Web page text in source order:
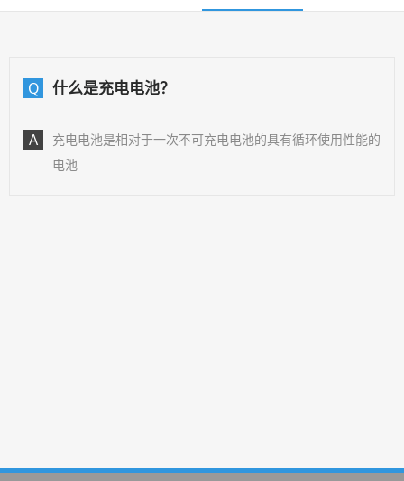
Q 什么是充电电池？
A
充电电池是相对于一次不可充电电池的具有循环使用性能的
电池